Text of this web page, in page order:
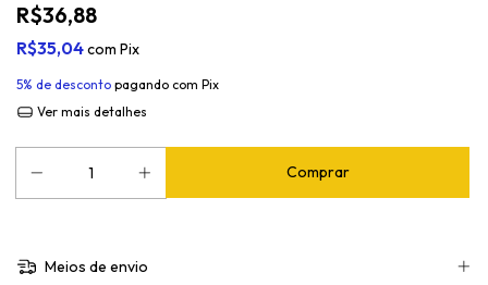
R$36,88
R$35,04com Pix
5% de desconto pagando com Pix
Ver mais detalhes
Meios de envio